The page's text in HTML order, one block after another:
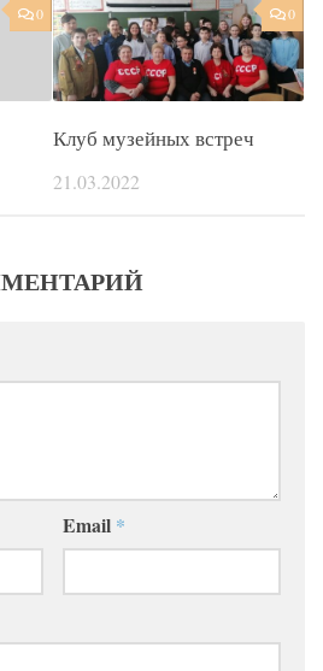
0 0
Клуб музейных встреч
21.03.2022
Email *